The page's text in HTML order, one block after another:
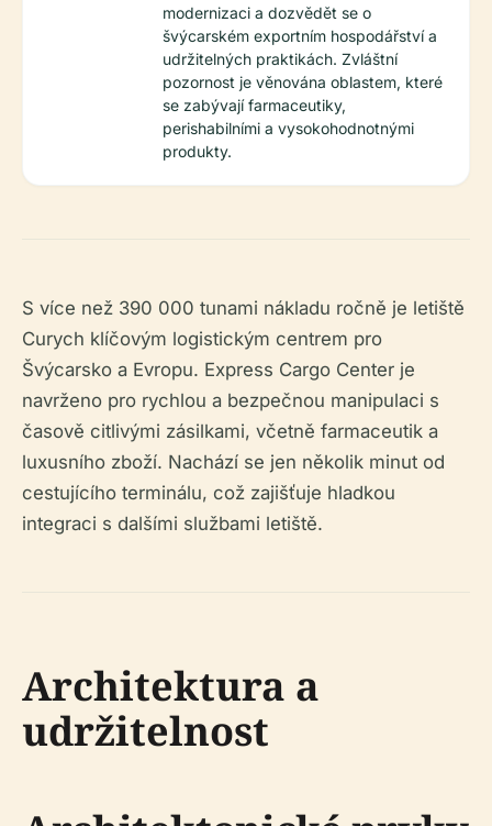
modernizaci a dozvědět se o
švýcarském exportním hospodářství a
udržitelných praktikách. Zvláštní
pozornost je věnována oblastem, které
se zabývají farmaceutiky,
perishabilními a vysokohodnotnými
produkty.
S více než 390 000 tunami nákladu ročně je letiště
Curych klíčovým logistickým centrem pro
Švýcarsko a Evropu. Express Cargo Center je
navrženo pro rychlou a bezpečnou manipulaci s
časově citlivými zásilkami, včetně farmaceutik a
luxusního zboží. Nachází se jen několik minut od
cestujícího terminálu, což zajišťuje hladkou
integraci s dalšími službami letiště.
Architektura a
udržitelnost